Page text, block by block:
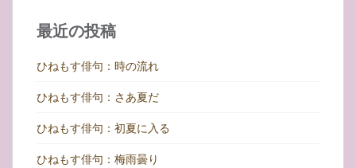
最近の投稿
ひねもす俳句：時の流れ
ひねもす俳句：さあ夏だ
ひねもす俳句：初夏に入る
ひねもす俳句：梅雨曇り